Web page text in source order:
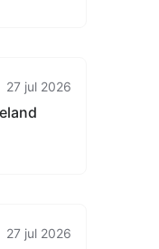
27 jul 2026
27 jul 2026